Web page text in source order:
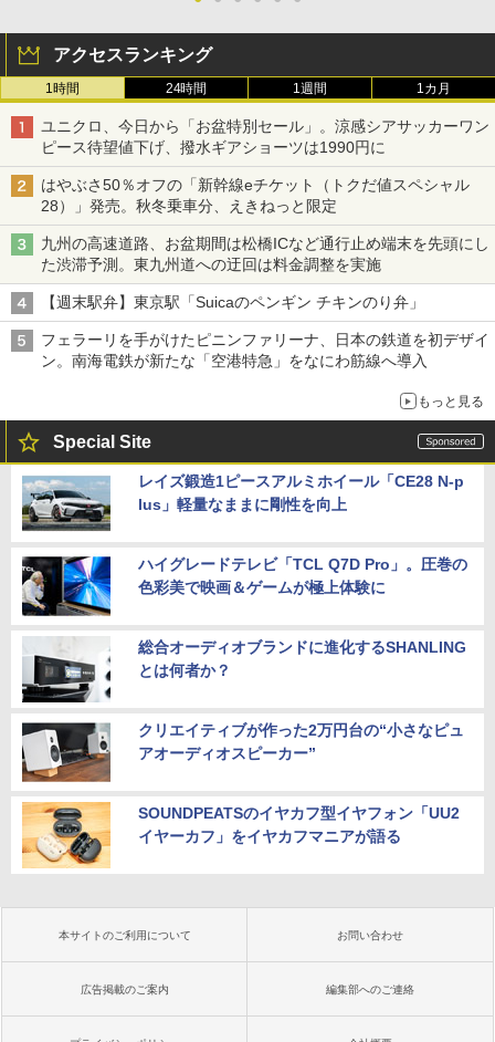
アクセスランキング
1時間 24時間 1週間 1カ月
ユニクロ、今日から「お盆特別セール」。涼感シアサッカーワン
ピース待望値下げ、撥水ギアショーツは1990円に
はやぶさ50％オフの「新幹線eチケット（トクだ値スペシャル
28）」発売。秋冬乗車分、えきねっと限定
九州の高速道路、お盆期間は松橋ICなど通行止め端末を先頭にし
た渋滞予測。東九州道への迂回は料金調整を実施
【週末駅弁】東京駅「Suicaのペンギン チキンのり弁」
フェラーリを手がけたピニンファリーナ、日本の鉄道を初デザイ
ン。南海電鉄が新たな「空港特急」をなにわ筋線へ導入
もっと見る
Special Site
レイズ鍛造1ピースアルミホイール「CE28 N-p
lus」軽量なままに剛性を向上
ハイグレードテレビ「TCL Q7D Pro」。圧巻の
色彩美で映画＆ゲームが極上体験に
総合オーディオブランドに進化するSHANLING
とは何者か？
クリエイティブが作った2万円台の“小さなピュ
アオーディオスピーカー”
SOUNDPEATSのイヤカフ型イヤフォン「UU2
イヤーカフ」をイヤカフマニアが語る
本サイトのご利用について お問い合わせ
広告掲載のご案内 編集部へのご連絡